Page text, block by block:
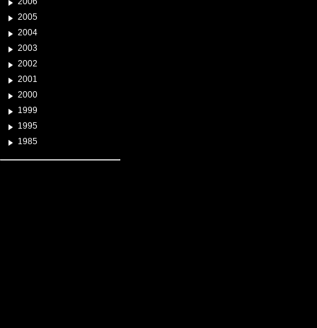
2005
2004
2003
2002
2001
2000
1999
1995
1985